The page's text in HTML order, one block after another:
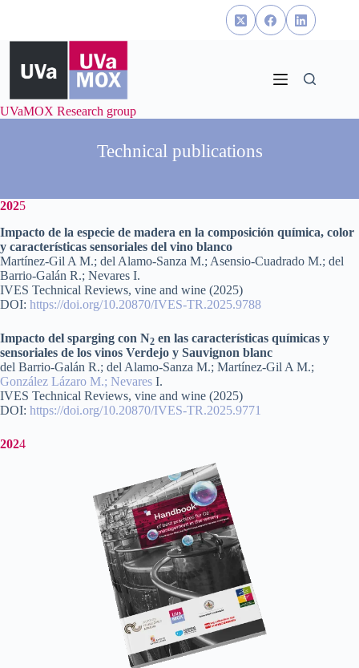
UVaMOX Research group
Technical publications
2025
Impacto de la especie de madera en la composición química, color
y características sensoriales del vino blanco
Martínez-Gil A M.; del Alamo-Sanza M.; Asensio-Cuadrado M.; del
Barrio-Galán R.; Nevares I.
IVES Technical Reviews, vine and wine (2025)
DOI: https://doi.org/10.20870/IVES-TR.2025.9788
Impacto del sparging con N2 en las características químicas y
sensoriales de los vinos Verdejo y Sauvignon blanc
del Barrio-Galán R.; del Alamo-Sanza M.; Martínez-Gil A M.;
González Lázaro M.; Nevares I.
IVES Technical Reviews, vine and wine (2025)
DOI: https://doi.org/10.20870/IVES-TR.2025.9771
2024